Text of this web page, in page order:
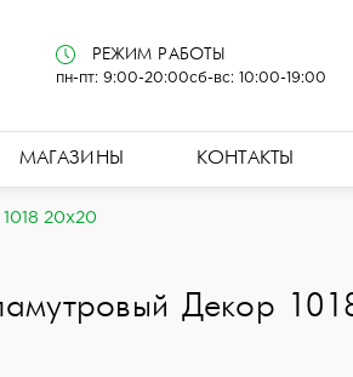
РЕЖИМ РАБОТЫ
пн-пт: 9:00-20:00сб-вс: 10:00-19:00
МАГАЗИНЫ КОНТАКТЫ
20x20
Декор